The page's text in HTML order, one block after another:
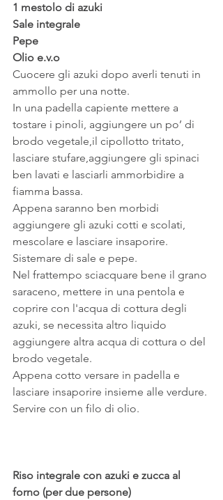
1 mestolo di azuki
Sale integrale
Pepe
Olio e.v.o
Cuocere gli azuki dopo averli tenuti in
ammollo per una notte.
In una padella capiente mettere a
tostare i pinoli, aggiungere un po’ di
brodo vegetale,il cipollotto tritato,
lasciare stufare,aggiungere gli spinaci
ben lavati e lasciarli ammorbidire a
fiamma bassa.
Appena saranno ben morbidi
aggiungere gli azuki cotti e scolati,
mescolare e lasciare insaporire.
Sistemare di sale e pepe.
Nel frattempo sciacquare bene il grano
saraceno, mettere in una pentola e
coprire con l'acqua di cottura degli
azuki, se necessita altro liquido
aggiungere altra acqua di cottura o del
brodo vegetale.
Appena cotto versare in padella e
lasciare insaporire insieme alle verdure.
Servire con un filo di olio.
Riso integrale con azuki e zucca al
forno (per due persone)